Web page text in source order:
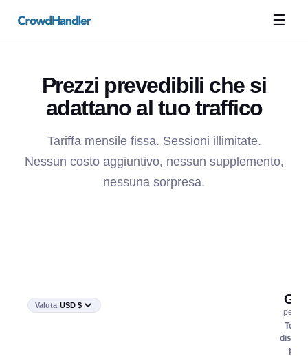
☰
Prezzi prevedibili che si
adattano al tuo traffico
Tariffa mensile fissa. Sessioni illimitate.
Nessun costo aggiuntivo, nessun supplemento,
nessuna sorpresa.
Valuta
per
per